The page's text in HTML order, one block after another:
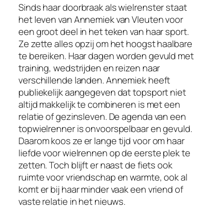
Sinds haar doorbraak als wielrenster staat
het leven van Annemiek van Vleuten voor
een groot deel in het teken van haar sport.
Ze zette alles opzij om het hoogst haalbare
te bereiken. Haar dagen worden gevuld met
training, wedstrijden en reizen naar
verschillende landen. Annemiek heeft
publiekelijk aangegeven dat topsport niet
altijd makkelijk te combineren is met een
relatie of gezinsleven. De agenda van een
topwielrenner is onvoorspelbaar en gevuld.
Daarom koos ze er lange tijd voor om haar
liefde voor wielrennen op de eerste plek te
zetten. Toch blijft er naast de fiets ook
ruimte voor vriendschap en warmte, ook al
komt er bij haar minder vaak een vriend of
vaste relatie in het nieuws.